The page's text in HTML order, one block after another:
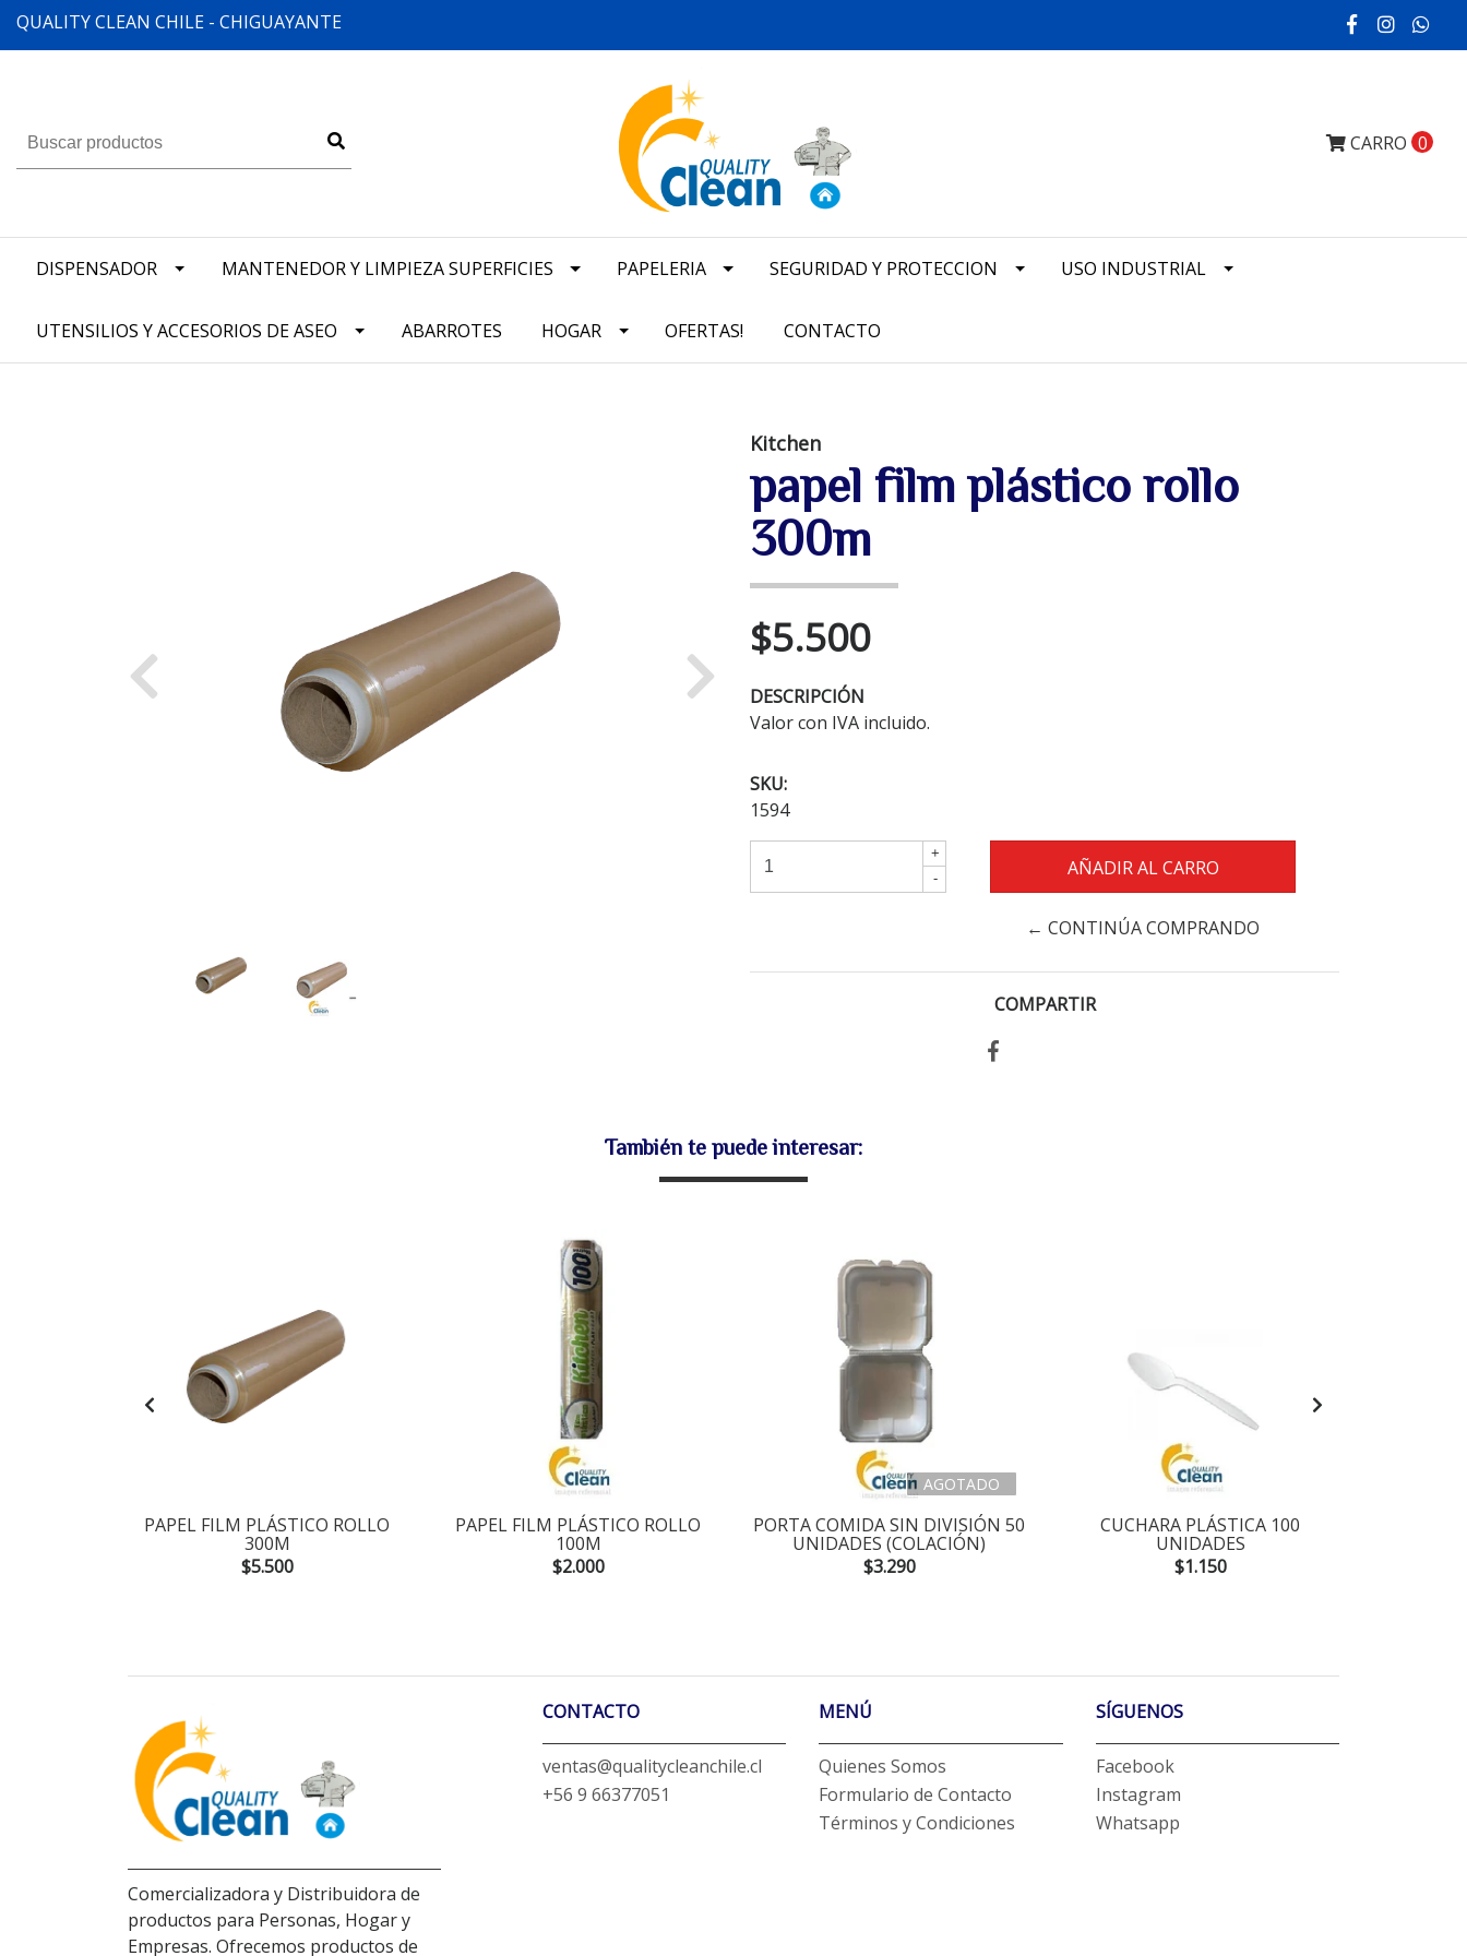
QUALITY CLEAN CHILE - CHIGUAYANTE
CARRO 0
DISPENSADOR MANTENEDOR Y LIMPIEZA SUPERFICIES PAPELERIA SEGURIDAD Y PROTECCION USO INDUSTRIAL
UTENSILIOS Y ACCESORIOS DE ASEO ABARROTES HOGAR OFERTAS! CONTACTO
Previous Next
Kitchen
papel film plástico rollo
300m
$5.500
DESCRIPCIÓN
Valor con IVA incluido.
SKU:
1594
+
-
← CONTINÚA COMPRANDO
COMPARTIR
También te puede interesar:
PAPEL FILM PLÁSTICO ROLLO
300M
$5.500
PAPEL FILM PLÁSTICO ROLLO
100M
$2.000
AGOTADO
PORTA COMIDA SIN DIVISIÓN 50
UNIDADES (COLACIÓN)
$3.290
CUCHARA PLÁSTICA 100
UNIDADES
$1.150
Comercializadora y Distribuidora de
productos para Personas, Hogar y
Empresas. Ofrecemos productos de
CONTACTO
ventas@qualitycleanchile.cl
+56 9 66377051
MENÚ
Quienes Somos
Formulario de Contacto
Términos y Condiciones
SÍGUENOS
Facebook
Instagram
Whatsapp